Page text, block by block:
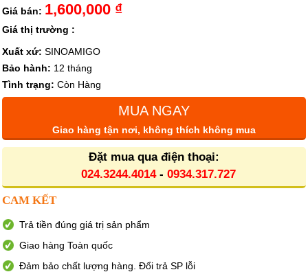
Giá bán: 1,600,000 ₫
Giá thị trường :
Xuất xứ: SINOAMIGO
Bảo hành: 12 tháng
Tình trạng: Còn Hàng
MUA NGAY
Giao hàng tận nơi, không thích không mua
Đặt mua qua điện thoại:
024.3244.4014- 0934.317.727
CAM KẾT
Trả tiền đúng giá trị sản phẩm
Giao hàng Toàn quốc
Đảm bảo chất lượng hàng. Đổi trả SP lỗi